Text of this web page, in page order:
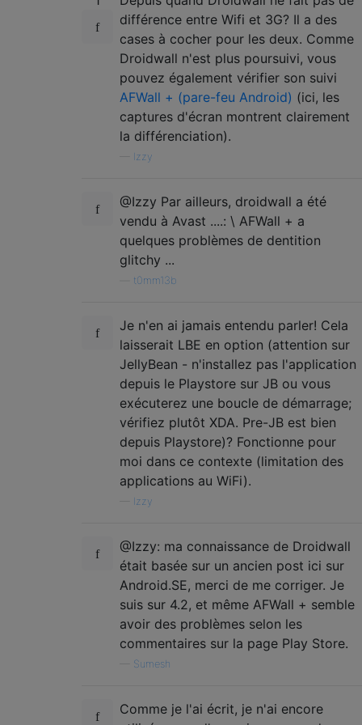
différence entre Wifi et 3G? Il a des
cases à cocher pour les deux. Comme
Droidwall n'est plus poursuivi, vous
pouvez également vérifier son suivi
AFWall + (pare-feu Android) (ici, les
captures d'écran montrent clairement
la différenciation).
Izzy
@Izzy Par ailleurs, droidwall a été
vendu à Avast ....: \ AFWall + a
quelques problèmes de dentition
glitchy ...
t0mm13b
Je n'en ai jamais entendu parler! Cela
laisserait LBE en option (attention sur
JellyBean - n'installez pas l'application
depuis le Playstore sur JB ou vous
exécuterez une boucle de démarrage;
vérifiez plutôt XDA. Pre-JB est bien
depuis Playstore)? Fonctionne pour
moi dans ce contexte (limitation des
applications au WiFi).
Izzy
@Izzy: ma connaissance de Droidwall
était basée sur un ancien post ici sur
Android.SE, merci de me corriger. Je
suis sur 4.2, et même AFWall + semble
avoir des problèmes selon les
commentaires sur la page Play Store.
Sumesh
Comme je l'ai écrit, je n'ai encore